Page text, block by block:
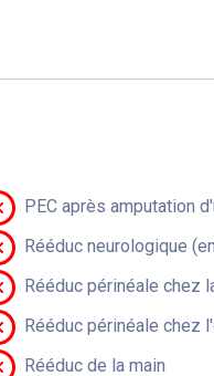
PEC après amputation
Rééduc neurologique
Rééduc périnéale chez
Rééduc périnéale chez
Rééduc de la main